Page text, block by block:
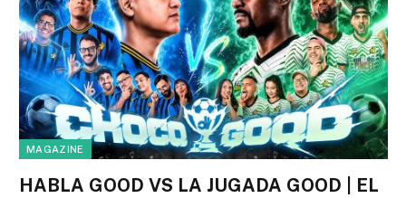
MAGAZINE
HABLA GOOD VS LA JUGADA GOOD | EL